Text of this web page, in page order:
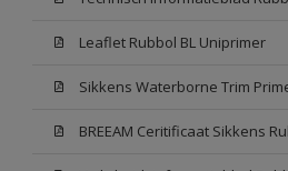
Leaflet Rubbol BL Uniprimer